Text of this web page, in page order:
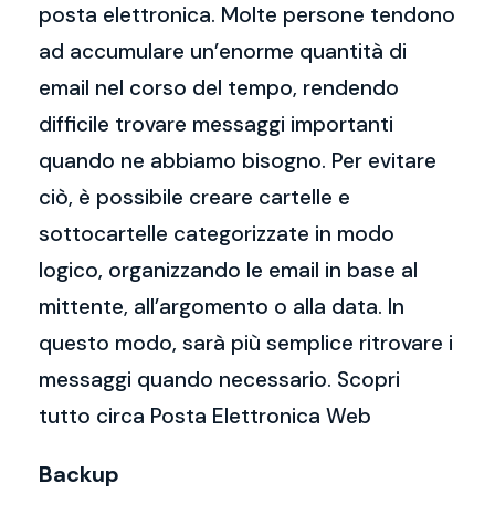
posta elettronica. Molte persone tendono
ad accumulare un’enorme quantità di
email nel corso del tempo, rendendo
difficile trovare messaggi importanti
quando ne abbiamo bisogno. Per evitare
ciò, è possibile creare cartelle e
sottocartelle categorizzate in modo
logico, organizzando le email in base al
mittente, all’argomento o alla data. In
questo modo, sarà più semplice ritrovare i
messaggi quando necessario. Scopri
tutto circa Posta Elettronica Web
Backup